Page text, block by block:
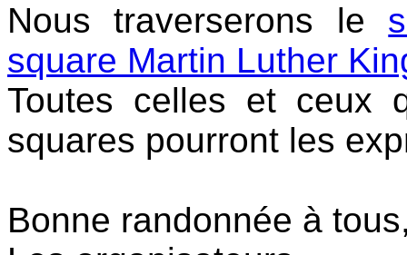
Nous traverserons le
square Martin Luther
Toutes celles et ceux
squares pourront les
Bonne randonnée à